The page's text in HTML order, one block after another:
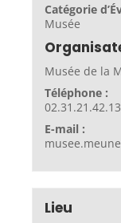
Catégorie
Musée
Musée de la
Téléphone :
02.31.21.42.13
E-mail :
Lieu